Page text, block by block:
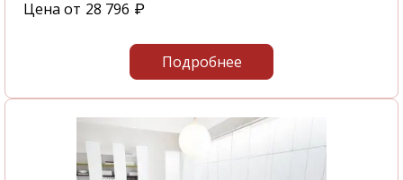
Цена от 28 796 ₽
Подробнее